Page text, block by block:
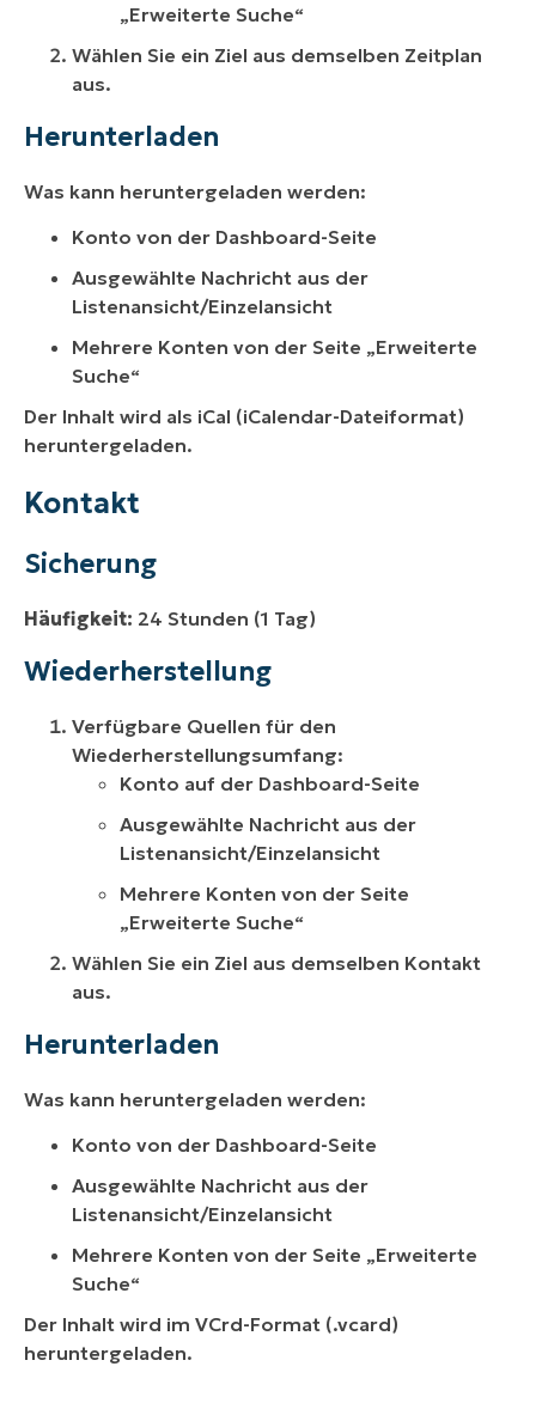
„Erweiterte Suche“
Wählen Sie ein Ziel aus demselben Zeitplan
aus.
Herunterladen
Was kann heruntergeladen werden:
Konto von der Dashboard-Seite
Ausgewählte Nachricht aus der
Listenansicht/Einzelansicht
Mehrere Konten von der Seite „Erweiterte
Suche“
Der Inhalt wird als iCal (iCalendar-Dateiformat)
heruntergeladen.
Kontakt
Sicherung
Häufigkeit: 24 Stunden (1 Tag)
Wiederherstellung
Verfügbare Quellen für den
Wiederherstellungsumfang:
Konto auf der Dashboard-Seite
Ausgewählte Nachricht aus der
Listenansicht/Einzelansicht
Mehrere Konten von der Seite
„Erweiterte Suche“
Wählen Sie ein Ziel aus demselben Kontakt
aus.
Herunterladen
Was kann heruntergeladen werden:
Konto von der Dashboard-Seite
Ausgewählte Nachricht aus der
Listenansicht/Einzelansicht
Mehrere Konten von der Seite „Erweiterte
Suche“
Der Inhalt wird im VCrd-Format (.vcard)
heruntergeladen.